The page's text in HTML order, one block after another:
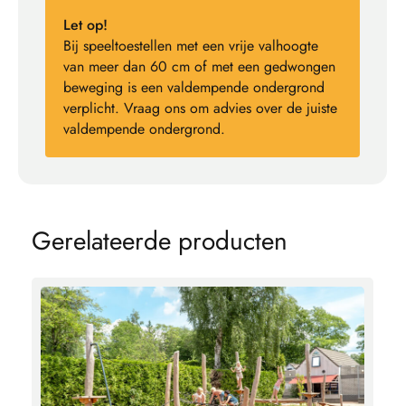
Let op!
Bij speeltoestellen met een vrije valhoogte
van meer dan 60 cm of met een gedwongen
beweging is een valdempende ondergrond
verplicht. Vraag ons om advies over de juiste
valdempende ondergrond.
Gerelateerde producten